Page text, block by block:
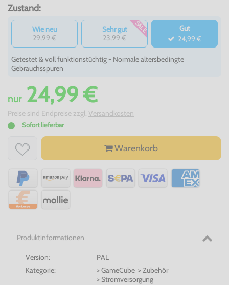
Zustand:
Wie neu
29,99 €
Sehr gut
23,99 €
SALE
Gut
24,99 €
Getestet & voll funktionstüchtig - Normale altersbedingte
Gebrauchsspuren
nur24,99 €
Preise sind Endpreise zzgl. Versandkosten
Sofort lieferbar
Warenkorb
Produktinformationen
Version:
PAL
Kategorie:
> GameCube > Zubehör
> Stromversorgung